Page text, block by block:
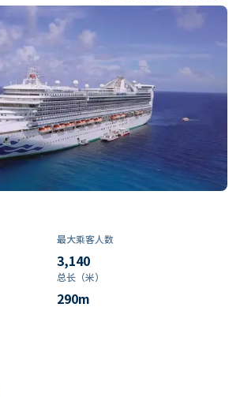
最大乘客人数
3,140
总长（米）
290m